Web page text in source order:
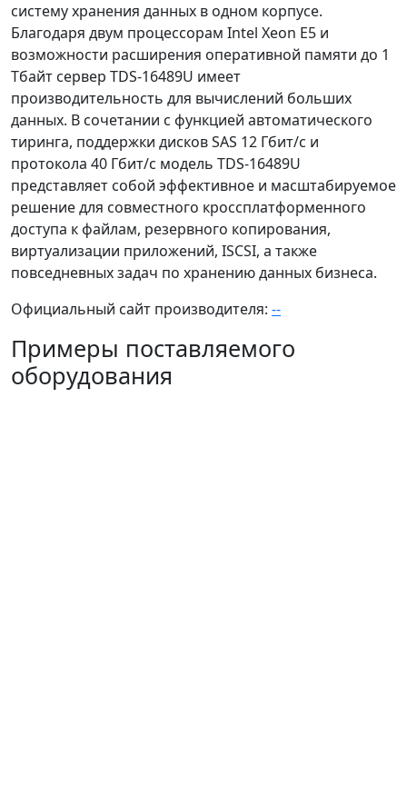
систему хранения данных в одном корпусе.
Благодаря двум процессорам Intel Xeon E5 и
возможности расширения оперативной памяти до 1
Тбайт сервер TDS-16489U имеет
производительность для вычислений больших
данных. В сочетании с функцией автоматического
тиринга, поддержки дисков SAS 12 Гбит/с и
протокола 40 Гбит/с модель TDS-16489U
представляет собой эффективное и масштабируемое
решение для совместного кроссплатформенного
доступа к файлам, резервного копирования,
виртуализации приложений, ISCSI, а также
повседневных задач по хранению данных бизнеса.
Официальный сайт производителя: --
Примеры поставляемого
оборудования